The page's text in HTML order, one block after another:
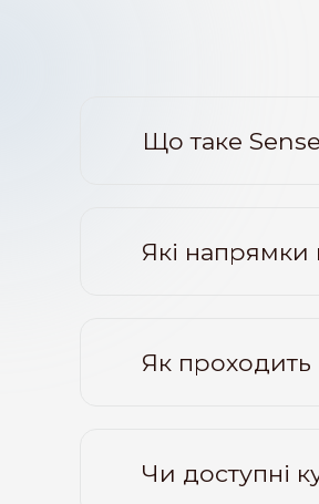
Що таке
Які
Як
Чи доступні